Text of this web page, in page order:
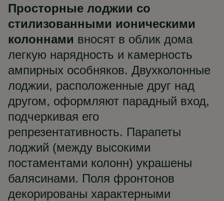
Просторные лоджии со
стилизованными ионическими
колоннами вносят в облик дома
легкую нарядность и камерность
ампирных особняков. Двухколонные
лоджии, расположенные друг над
другом, оформляют парадный вход,
подчеркивая его
репрезентативность. Парапеты
лоджий (между высокими
постаментами колонн) украшены
балясинами. Поля фронтонов
декорированы характерными